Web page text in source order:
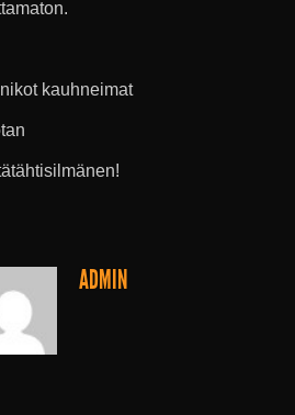
kauhneimat
ADMIN